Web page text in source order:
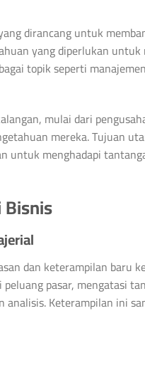
dirancang untuk
yang diperlukan
topik seperti
mulai dari
mereka. Tujuan
untuk menghadapi
dan keterampilan baru
pasar, mengatasi
analisis. Keterampilan ini